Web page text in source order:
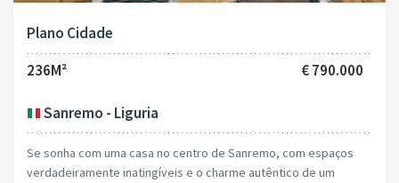
Plano Cidade
236M²
€ 790.000
Sanremo - Liguria
Se sonha com uma casa no centro de Sanremo, com espaços
verdadeiramente inatingíveis e o charme autêntico de um